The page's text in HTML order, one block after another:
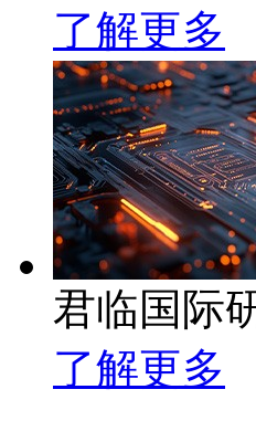
了解更多
君临国际
了解更多